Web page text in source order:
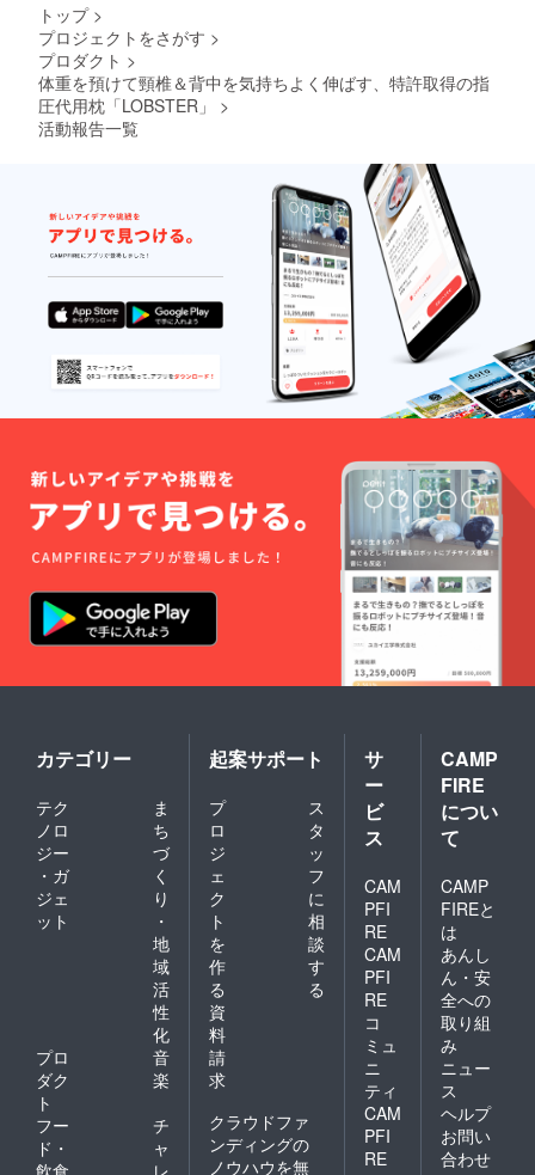
トップ >
プロジェクトをさがす >
プロダクト >
体重を預けて頸椎＆背中を気持ちよく伸ばす、特許取得の指
圧代用枕「LOBSTER」
>
活動報告一覧
カテゴリー
テク
ノロ
ジー
・ガ
ジェ
ット
ま
ち
づ
く
り
・
地
域
活
性
化
プロ
ダク
ト
音
楽
フー
ド・
飲食
チ
ャ
レ
起案サポート
プ
ロ
ジ
ェ
ク
ト
を
作
る
ス
タ
ッ
フ
に
相
談
す
る
資
料
請
求
クラウドファ
ンディングの
ノウハウを無
サ
ー
ビ
ス
CAM
PFI
RE
CAM
PFI
RE
コ
ミュ
ニ
ティ
CAM
PFI
RE
CAMP
FIRE
につい
て
CAMP
FIREと
は
あんし
ん・安
全への
取り組
み
ニュー
ス
ヘルプ
お問い
合わせ